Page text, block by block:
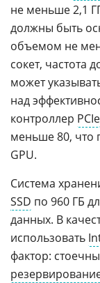
не меньше 2,1
должны быть
объемом не
сокет, частота
может
над
контроллер PCIe
меньше 80, что
GPU.
Система
SSD по 960 ГБ
данных. В
использовать
фактор: